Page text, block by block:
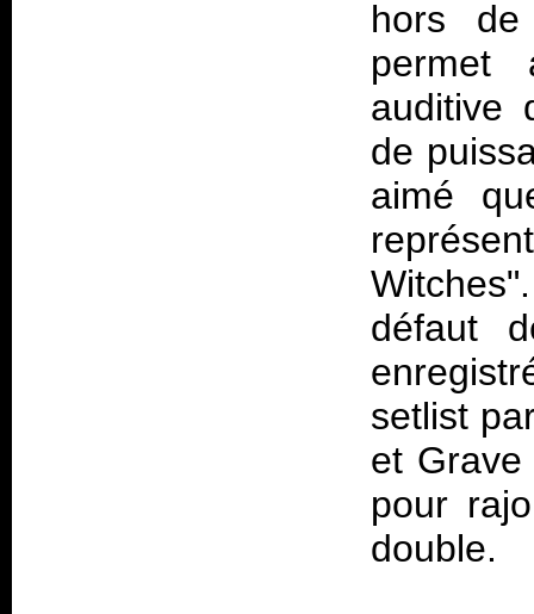
hors
permet
auditive
de
aimé
défaut
setlist
et
pour
double.